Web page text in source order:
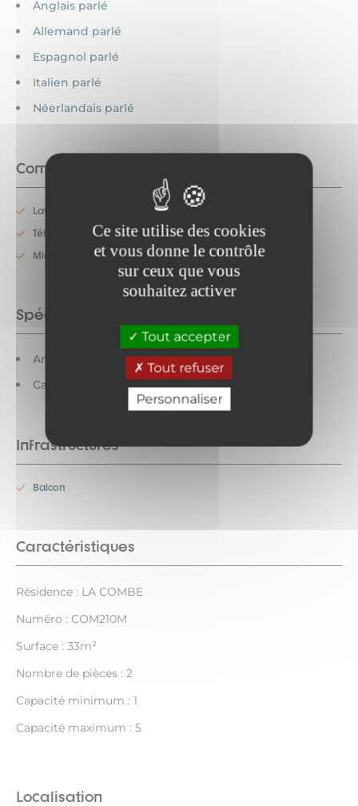
Ce site utilise des cookies
et vous donne le contrôle
sur ceux que vous
souhaitez activer
Tout accepter
Tout refuser
Personnaliser
Anglais parlé
Allemand parlé
Espagnol parlé
Italien parlé
Néerlandais parlé
Commodités
Lave-vaisselle
Télévision
Micro-onde
Spécificités
Animaux acceptés
Cartes bancaires acceptées
Infrastructures
Balcon
Caractéristiques
Résidence : LA COMBE
Numéro : COM210M
Surface : 33m²
Nombre de pièces : 2
Capacité minimum : 1
Capacité maximum : 5
Localisation